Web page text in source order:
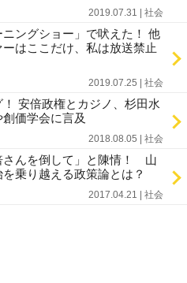
2019.07.31 | 社会
ングショー」で吠えた！ 他
はここだけ、私は放送禁止
2019.07.25 | 社会
安倍政権とカジノ、杉田水
価学会に言及
2018.08.05 | 社会
さんを倒して」と陳情！ 山
乗り越える政策論とは？
2017.04.21 | 社会